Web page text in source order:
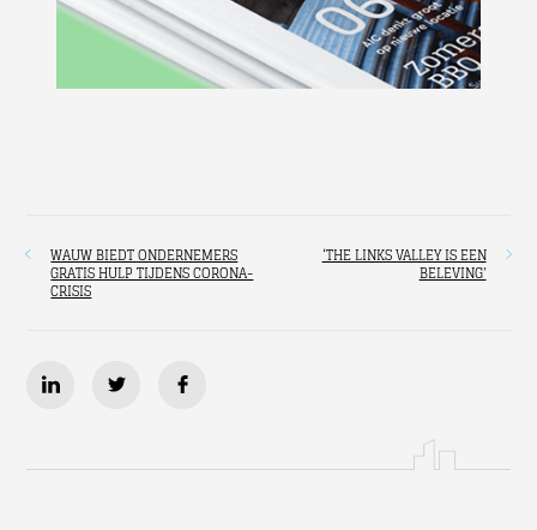
WAUW BIEDT ONDERNEMERS
GRATIS HULP TIJDENS CORONA-
CRISIS
‘THE LINKS VALLEY IS EEN
BELEVING’